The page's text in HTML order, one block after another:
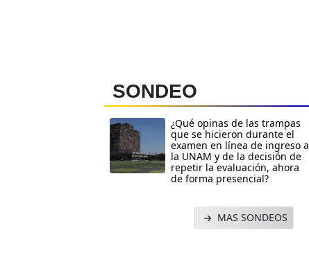
SONDEO
¿Qué opinas de las trampas
que se hicieron durante el
examen en línea de ingreso a
la UNAM y de la decisión de
repetir la evaluación, ahora
de forma presencial?
MAS SONDEOS